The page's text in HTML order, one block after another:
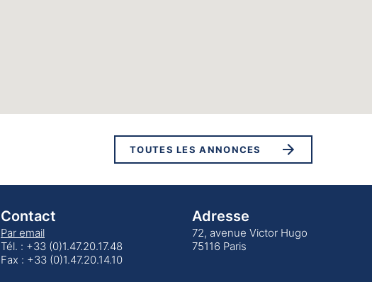
TOUTES LES ANNONCES
Contact
Par email
Tél. : +33 (0)1.47.20.17.48
Fax : +33 (0)1.47.20.14.10
Adresse
72, avenue Victor Hugo
75116 Paris